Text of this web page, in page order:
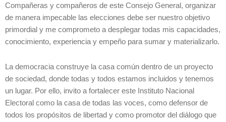
Compañeras y compañeros de este Consejo General, organizar
de manera impecable las elecciones debe ser nuestro objetivo
primordial y me comprometo a desplegar todas mis capacidades,
conocimiento, experiencia y empeño para sumar y materializarlo.
La democracia construye la casa común dentro de un proyecto
de sociedad, donde todas y todos estamos incluidos y tenemos
un lugar. Por ello, invito a fortalecer este Instituto Nacional
Electoral como la casa de todas las voces, como defensor de
todos los propósitos de libertad y como promotor del diálogo que